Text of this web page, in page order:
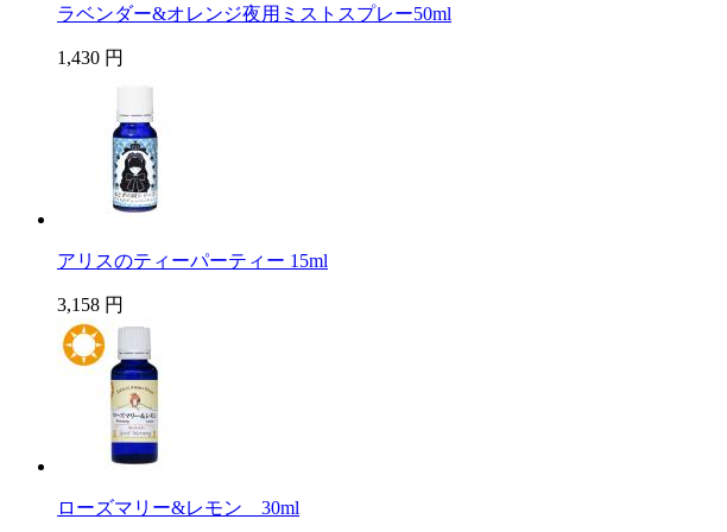
ラベンダー&オレンジ夜用ミストスプレー50ml
1,430 円
アリスのティーパーティー 15ml
3,158 円
ローズマリー&レモン 30ml